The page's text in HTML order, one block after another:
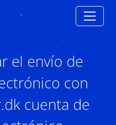
el envío de
con
cuenta de